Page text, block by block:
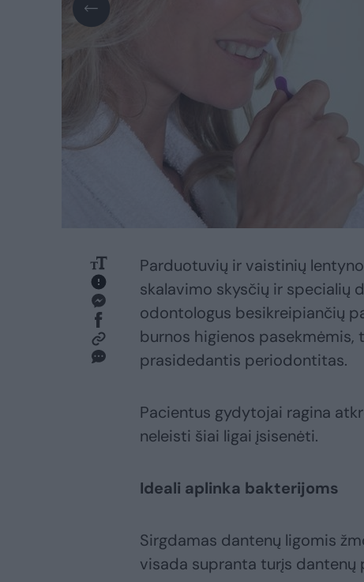
Parduotuvių ir vaistinių
skalavimo skysčių ir specialių
odontologus besikreipiančių
burnos higienos
prasidedantis periodontitas.
Pacientus gydytojai ragina
neleisti šiai ligai įsisenėti.
Ideali aplinka bakterijoms
Sirgdamas dantenų ligomis
visada supranta turįs dantenų